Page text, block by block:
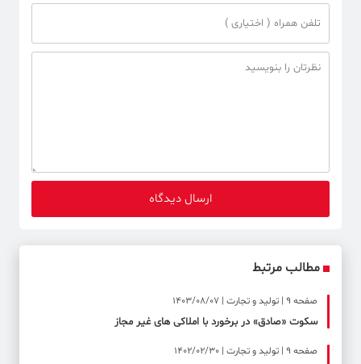
مطالب مرتبط
صفحه ۹ | تولید و تجارت | 1403/08/07
سکوت «صادق» در برخورد با املاکی های غیر مجاز
صفحه ۹ | تولید و تجارت | 1402/02/30